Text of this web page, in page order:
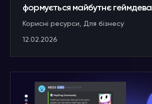
формується майбутнє геймдева
Корисні ресурси Для бізнесу
12.02.2026